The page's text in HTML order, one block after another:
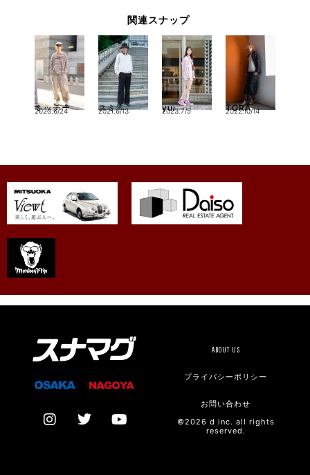
関連スナップ
ミッチー
2023.6/24 スミ
2021.6/13 yui
2023.7/5 TORA
2022.10/14
ABOUT US
プライバシーポリシー
お問い合わせ
©2026 d inc. all rights
reserved.